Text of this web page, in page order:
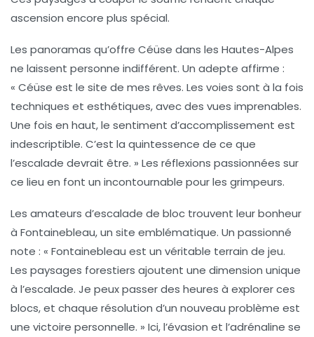
ascension encore plus spécial.
Les panoramas qu’offre Céüse dans les Hautes-Alpes
ne laissent personne indifférent. Un adepte affirme :
« Céüse est le site de mes rêves. Les voies sont à la fois
techniques et esthétiques, avec des vues imprenables.
Une fois en haut, le sentiment d’accomplissement est
indescriptible. C’est la quintessence de ce que
l’escalade devrait être. » Les réflexions passionnées sur
ce lieu en font un incontournable pour les grimpeurs.
Les amateurs d’escalade de bloc trouvent leur bonheur
à Fontainebleau, un site emblématique. Un passionné
note : « Fontainebleau est un véritable terrain de jeu.
Les paysages forestiers ajoutent une dimension unique
à l’escalade. Je peux passer des heures à explorer ces
blocs, et chaque résolution d’un nouveau problème est
une victoire personnelle. » Ici, l’évasion et l’adrénaline se